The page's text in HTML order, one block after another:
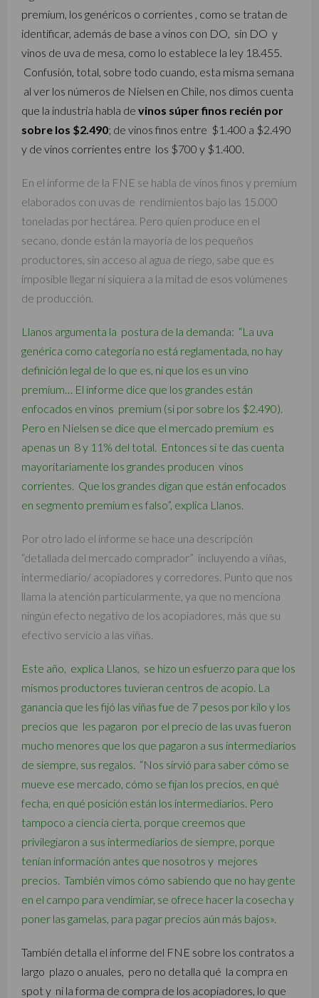
premium, los genéricos o corrientes , como se tratan de
identificar, además de base a vinos con DO, sin DO y
vinos de uva de mesa, como lo establece la ley 18.455.
Confusión, total, sobre todo cuando, esta misma semana
al ver los números de Nielsen en Chile, nos dimos cuenta
que la industria habla de vinos súper finos recién por
sobre los $2.490; de vinos finos entre $1.400 a $2.490
y de vinos corrientes entre los $700 y $1.400.
En el informe de la FNE se habla de vinos finos y premium
elaborados con uvas de rendimientos bajo las 15.000
toneladas por hectárea. Pero quien produce en el
secano, donde están la mayoría de los pequeños
productores, sin acceso al agua de riego, sabe que es
imposible llegar ni siquiera a la mitad de esos volúmenes
de producción.
Llanos argumenta la postura de la demanda: “La uva
genérica como categoría no está reglamentada, no hay
definición legal de lo que es, ni que los es un vino
premium… El informe dice que los grandes están
enfocados en vinos premium (si por sobre los $2.490).
Pero en Nielsen se dice que el mercado premium es
apenas un 8 y 11% del total. Entonces si te das cuenta
mayoritariamente los grandes producen vinos
corrientes. Que los grandes digan que están enfocados
en segmento premium es falso”, explica Llanos.
Por otro lado el informe se hace una descripción
“detallada del mercado comprador” incluyendo a viñas,
intermediario/ acopiadores y corredores. Punto que nos
llama la atención particularmente, ya que no menciona
ningún efecto negativo de los acopiadores, más que su
efectivo servicio a las viñas.
Este año, explica Llanos, se hizo un esfuerzo para que los
mismos productores tuvieran centros de acopio. La
ganancia que les fijó las viñas fue de 7 pesos por kilo y los
precios que les pagaron por el precio de las uvas fueron
mucho menores que los que pagaron a sus intermediarios
de siempre, sus regalos. “Nos sirvió para saber cómo se
mueve ese mercado, cómo se fijan los precios, en qué
fecha, en qué posición están los intermediarios. Pero
tampoco a ciencia cierta, porque creemos que
privilegiaron a sus intermediarios de siempre, porque
tenían información antes que nosotros y mejores
precios. También vimos cómo sabiendo que no hay gente
en el campo para vendimiar, se ofrece hacer la cosecha y
poner las gamelas, para pagar precios aún más bajos».
También detalla el informe del FNE sobre los contratos a
largo plazo o anuales, pero no detalla qué la compra en
spot y ni la forma de compra de los acopiadores, lo que